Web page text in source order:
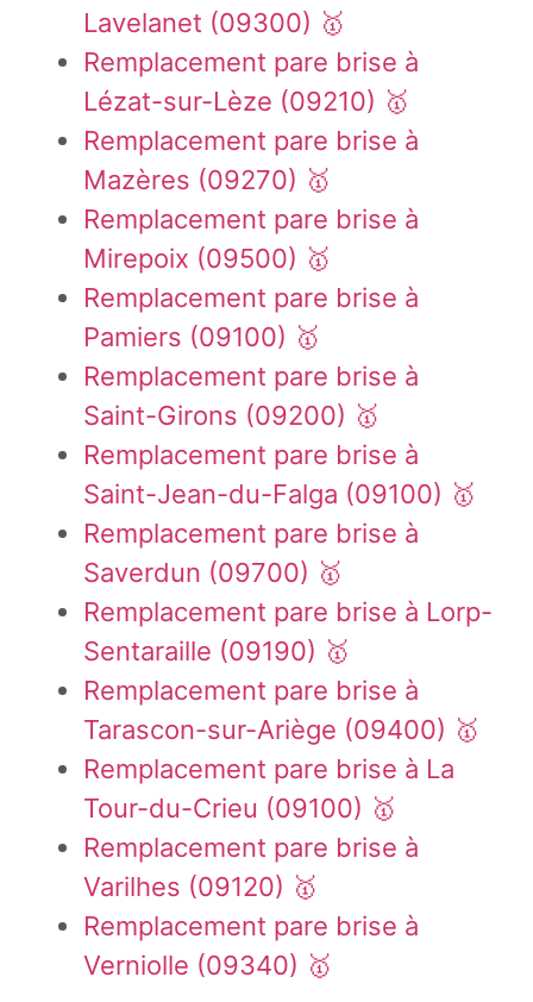
Lavelanet (09300) 🥇
Remplacement pare brise à
Lézat-sur-Lèze (09210) 🥇
Remplacement pare brise à
Mazères (09270) 🥇
Remplacement pare brise à
Mirepoix (09500) 🥇
Remplacement pare brise à
Pamiers (09100) 🥇
Remplacement pare brise à
Saint-Girons (09200) 🥇
Remplacement pare brise à
Saint-Jean-du-Falga (09100) 🥇
Remplacement pare brise à
Saverdun (09700) 🥇
Remplacement pare brise à Lorp-
Sentaraille (09190) 🥇
Remplacement pare brise à
Tarascon-sur-Ariège (09400) 🥇
Remplacement pare brise à La
Tour-du-Crieu (09100) 🥇
Remplacement pare brise à
Varilhes (09120) 🥇
Remplacement pare brise à
Verniolle (09340) 🥇